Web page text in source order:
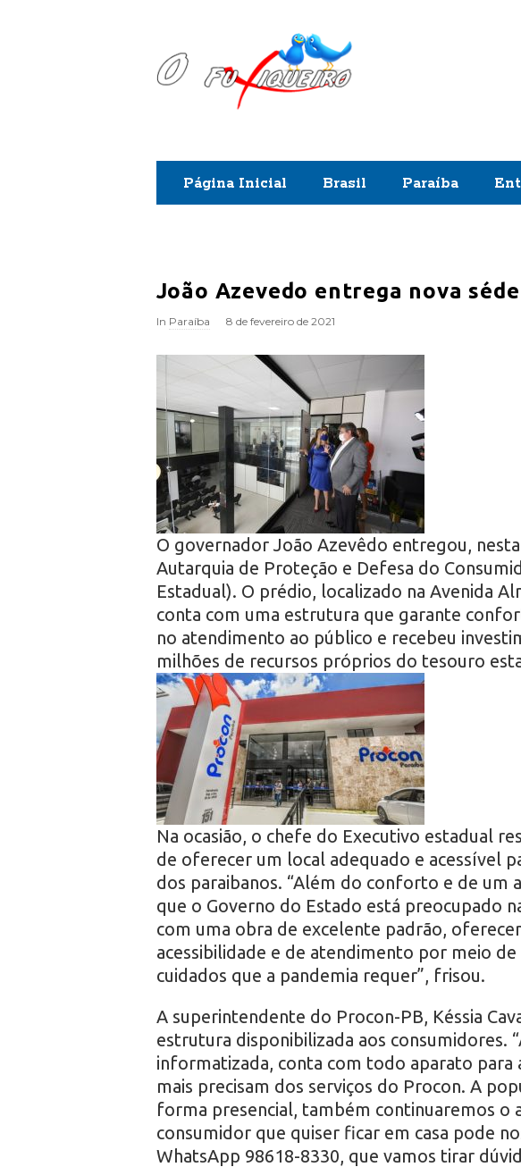
F
x
i
u
e
r
o
Página Inicial Brasil Paraíba
João Azevedo entrega nova
In Paraíba 8 de fevereiro de 2021
O governador João Azevêdo entregou,
Autarquia de Proteção e Defesa do
Estadual). O prédio, localizado na Avenida
conta com uma estrutura que garante
no atendimento ao público e recebeu
milhões de recursos próprios do tesouro
Na ocasião, o chefe do Executivo estadual
de oferecer um local adequado e acessível
dos paraibanos. “Além do conforto e de um
que o Governo do Estado está preocupado
com uma obra de excelente padrão,
acessibilidade e de atendimento por meio
cuidados que a pandemia requer”, frisou.
A superintendente do Procon-PB, Késsia
estrutura disponibilizada aos consumidores.
informatizada, conta com todo aparato para
mais precisam dos serviços do Procon. A
forma presencial, também continuaremos
consumidor que quiser ficar em casa pode
WhatsApp 98618-8330, que vamos tirar